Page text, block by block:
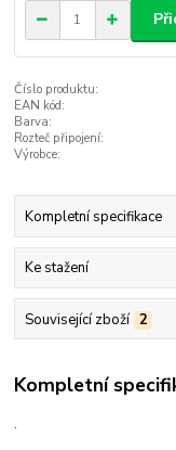
Číslo produktu:
EAN kód:
Barva:
Rozteč připojení:
Výrobce:
Kompletní specifikace
Ke stažení
Související zboží 2
Kompletní
.